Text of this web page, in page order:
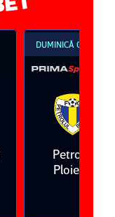
DUMINICĂ 09 AUG,
Petrolul
Ploieşti